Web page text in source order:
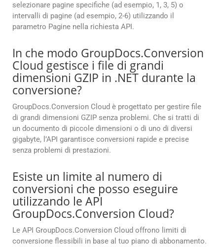
selezionare pagine specifiche (ad esempio, 1, 3, 5) o
intervalli di pagine (ad esempio, 2-6) utilizzando il
parametro Pagine nella richiesta API.
In che modo GroupDocs.Conversion
Cloud gestisce i file di grandi
dimensioni GZIP in .NET durante la
conversione?
GroupDocs.Conversion Cloud è progettato per gestire file
di grandi dimensioni GZIP senza problemi. Che si tratti di
un documento di piccole dimensioni o di uno di diversi
gigabyte, l’API garantisce conversioni rapide e precise
senza problemi di prestazioni.
Esiste un limite al numero di
conversioni che posso eseguire
utilizzando le API
GroupDocs.Conversion Cloud?
Le API GroupDocs.Conversion Cloud offrono limiti di
conversione flessibili in base al tuo piano di abbonamento.